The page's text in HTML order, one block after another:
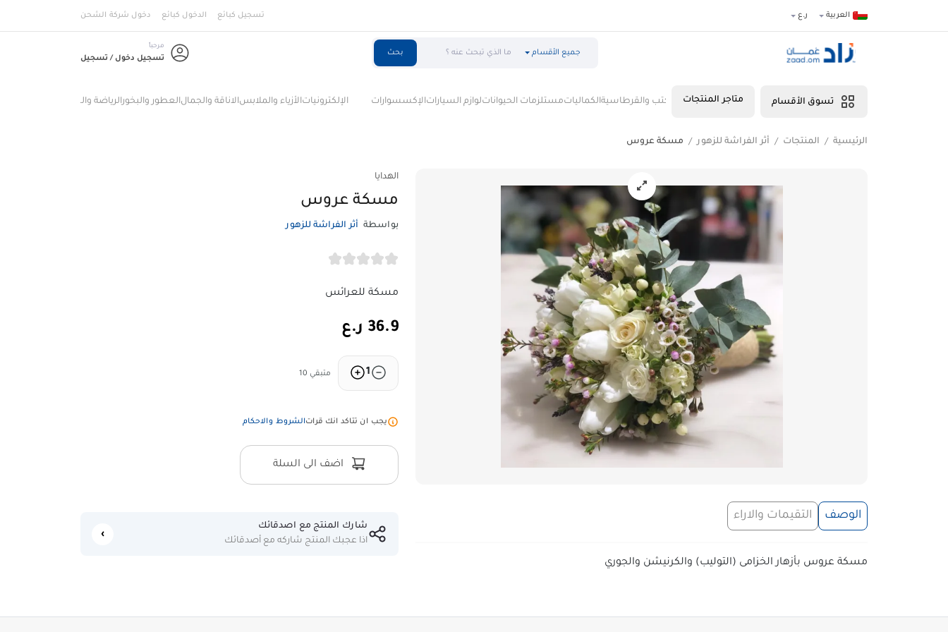
العربية ر.ع تسجيل كبائع الدخول كبائع دخول شركة الشحن
جميع الأقسام بحث
مرحباً
تسجيل دخول / تسجيل
تسوق الأقسام متاجر المنتجات المنتجات الصحيةالأغذيةالأدوات والمعدات الألعابالكتب والقرطاسيةالكمالياتمستلزمات الحيواناتلوازم السياراتالإكسسوارات الإلكترونياتالأزياء والملابسالاناقة والجمالالعطور والبخورالرياضة واللياقة البدنية
الرئيسية / المنتجات / أثر الفراشة للزهور / مسكة عروس
الهدايا
مسكة عروس
بواسطة أثر الفراشة للزهور
مسكة للعرائس
36.9 ر.ع
1 متبقي 10
يجب ان تتاكد انك قراتالشروط والاحكام
اضف الى السلة
الوصف التقيمات والاراء
مسكة عروس بأزهار الخزامى (التوليب) والكرنيشن والجوري
شارك المنتج مع اصدقائك
اذا عجبك المنتج شاركه مع أصدقائك